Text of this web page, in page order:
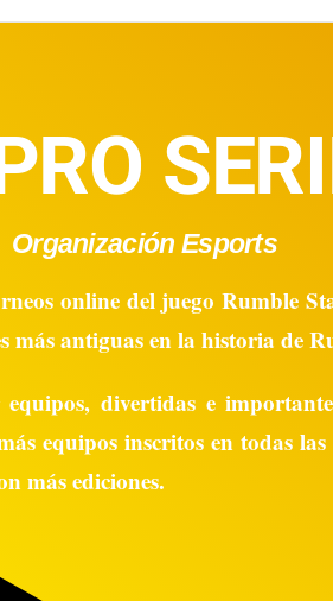
Organización Esports
online del juego Rumble
más antiguas en la historia de
divertidas e
equipos inscritos en todas las
más ediciones.